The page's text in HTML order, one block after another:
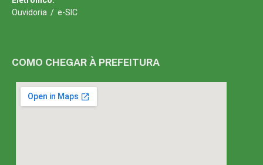
Ouvidoria / e-SIC
COMO CHEGAR À PREFEITURA